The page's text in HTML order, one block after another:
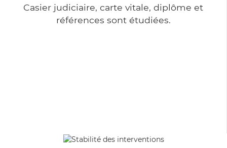
Casier judiciaire, carte vitale, diplôme et
références sont étudiées.